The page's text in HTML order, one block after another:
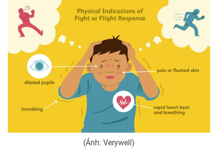
Video Shorts video
VTV Money VTV Thể thao
VTV Sức khoẻ Bất động sản
Thị trường 24h Tấm lòng Việt
VTV4 Vươn mình bằng AI
(Ảnh: Verywell)